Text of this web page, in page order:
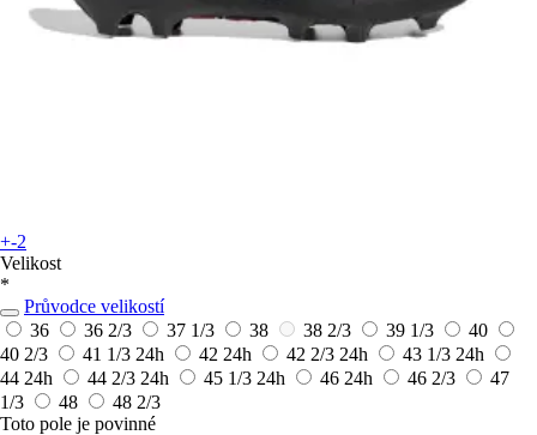
+-2
Velikost
*
Průvodce velikostí
36
36 2/3 37 1/3 38 38 2/3 39 1/3
40
40 2/3
41 1/3 24h 42 24h 42 2/3 24h 43 1/3 24h
44 24h 44 2/3 24h 45 1/3 24h 46 24h 46 2/3
47
1/3
48
48 2/3
Toto pole je povinné